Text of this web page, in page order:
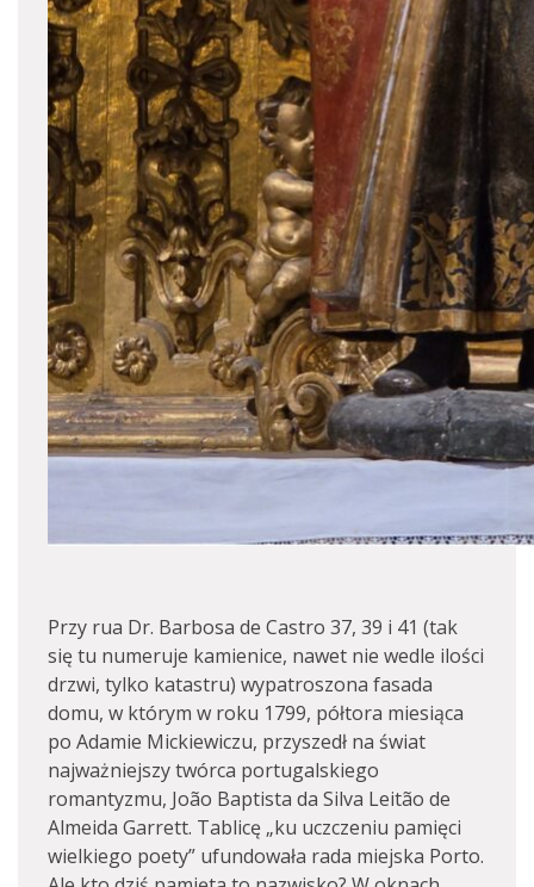
Przy rua Dr. Barbosa de Castro 37, 39 i 41 (tak
się tu numeruje kamienice, nawet nie wedle ilości
drzwi, tylko katastru) wypatroszona fasada
domu, w którym w roku 1799, półtora miesiąca
po Adamie Mickiewiczu, przyszedł na świat
najważniejszy twórca portugalskiego
romantyzmu, João Baptista da Silva Leitão de
Almeida Garrett. Tablicę „ku uczczeniu pamięci
wielkiego poety” ufundowała rada miejska Porto.